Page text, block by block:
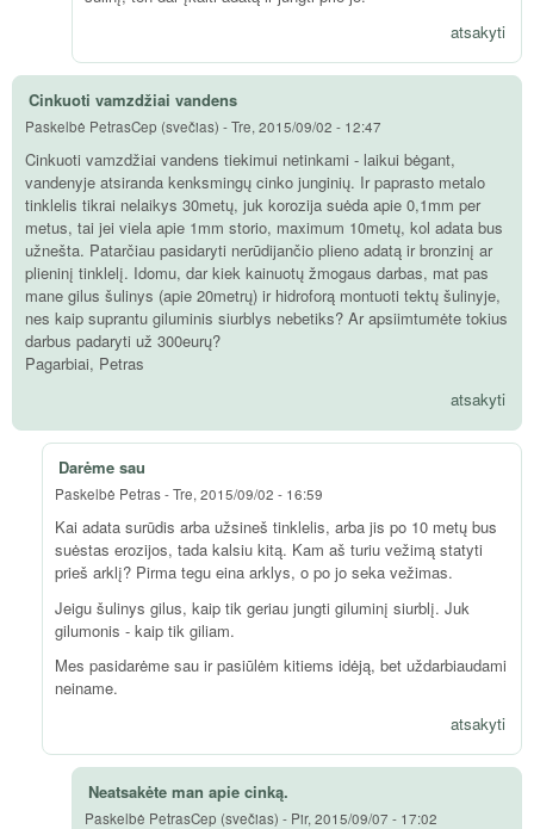
atsakyti
Cinkuoti vamzdžiai vandens
Paskelbė PetrasCep (svečias) -Tre, 2015/09/02 - 12:47
Cinkuoti vamzdžiai vandens tiekimui netinkami - laikui bėgant,
vandenyje atsiranda kenksmingų cinko junginių. Ir paprasto metalo
tinklelis tikrai nelaikys 30metų, juk korozija suėda apie 0,1mm per
metus, tai jei viela apie 1mm storio, maximum 10metų, kol adata bus
užnešta. Patarčiau pasidaryti nerūdijančio plieno adatą ir bronzinį ar
plieninį tinklelį. Idomu, dar kiek kainuotų žmogaus darbas, mat pas
mane gilus šulinys (apie 20metrų) ir hidroforą montuoti tektų šulinyje,
nes kaip suprantu giluminis siurblys nebetiks? Ar apsiimtumėte tokius
darbus padaryti už 300eurų?
Pagarbiai, Petras
atsakyti
Darėme sau
Paskelbė Petras-Tre, 2015/09/02 - 16:59
Kai adata surūdis arba užsineš tinklelis, arba jis po 10 metų bus
suėstas erozijos, tada kalsiu kitą. Kam aš turiu vežimą statyti
prieš arklį? Pirma tegu eina arklys, o po jo seka vežimas.
Jeigu šulinys gilus, kaip tik geriau jungti giluminį siurblį. Juk
gilumonis - kaip tik giliam.
Mes pasidarėme sau ir pasiūlėm kitiems idėją, bet uždarbiaudami
neiname.
atsakyti
Neatsakėte man apie cinką.
Paskelbė PetrasCep (svečias) - Pir, 2015/09/07 - 17:02